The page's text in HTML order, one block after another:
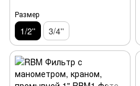
Размер
1/2'' 3/4''